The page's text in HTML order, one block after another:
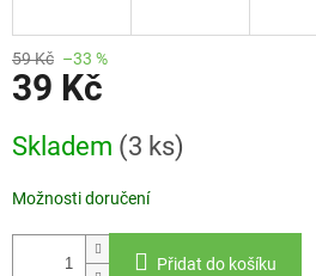
59 Kč –33 %
39 Kč
cena:
Skladem (3 ks)
Možnosti doručení
Přidat do košíku